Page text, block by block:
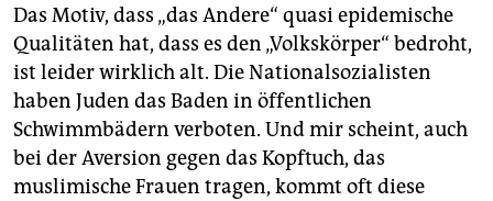
Das Motiv, dass „das Andere“ quasi epidemische
Qualitäten hat, dass es den „Volkskörper“ bedroht,
ist leider wirklich alt. Die Nationalsozialisten
haben Juden das Baden in öffentlichen
Schwimmbädern verboten. Und mir scheint, auch
bei der Aversion gegen das Kopftuch, das
muslimische Frauen tragen, kommt oft diese